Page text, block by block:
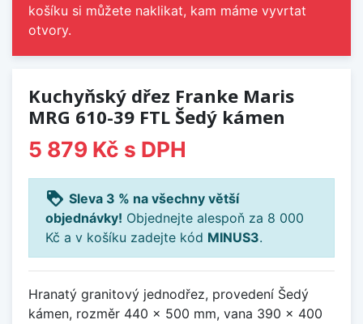
košíku si můžete naklikat, kam máme vyvrtat
otvory.
Kuchyňský dřez Franke Maris
MRG 610-39 FTL Šedý kámen
5 879 Kč s DPH
loyalty Sleva 3 % na všechny větší
objednávky! Objednejte alespoň za 8 000
Kč a v košíku zadejte kód MINUS3.
Hranatý granitový jednodřez, provedení Šedý
kámen, rozměr 440 x 500 mm, vana 390 x 400